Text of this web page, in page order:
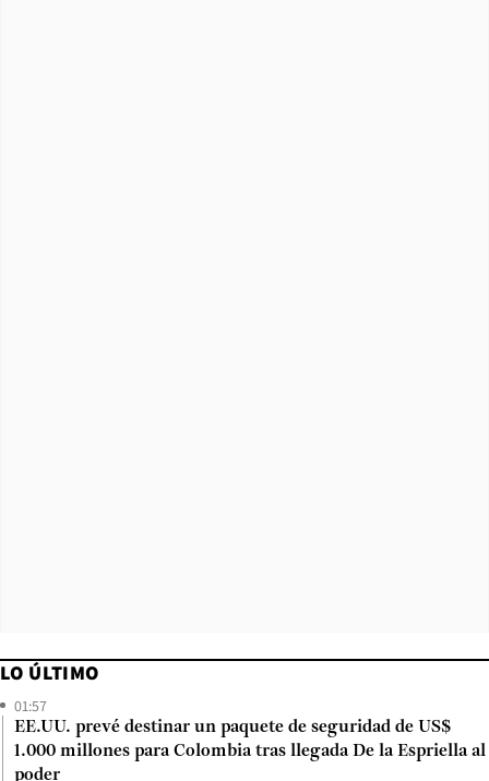
LO ÚLTIMO
01:57
EE.UU. prevé destinar un paquete de seguridad de US$
1.000 millones para Colombia tras llegada De la Espriella al
poder